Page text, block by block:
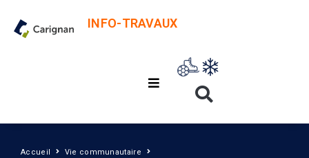
INFO-TRAVAUX
Accueil
Vie communautaire